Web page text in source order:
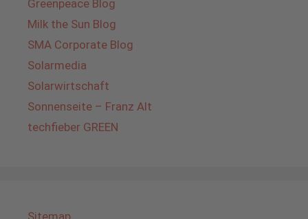
Greenpeace Blog
Milk the Sun Blog
SMA Corporate Blog
Solarmedia
Solarwirtschaft
Sonnenseite – Franz Alt
techfieber GREEN
Sitemap